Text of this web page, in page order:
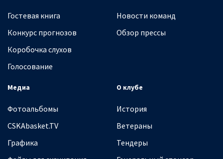
Гостевая книга
Конкурс прогнозов
Коробочка слухов
Голосование
Новости команд
Обзор прессы
Медиа
Фотоальбомы
CSKAbasket.TV
Графика
О клубе
История
Ветераны
Тендеры